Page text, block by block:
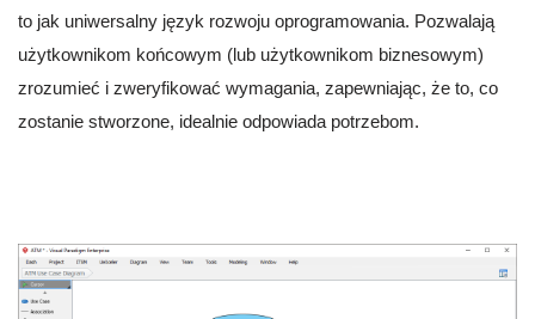
to jak uniwersalny język rozwoju oprogramowania. Pozwalają
użytkownikom końcowym (lub użytkownikom biznesowym)
zrozumieć i zweryfikować wymagania, zapewniając, że to, co
zostanie stworzone, idealnie odpowiada potrzebom.